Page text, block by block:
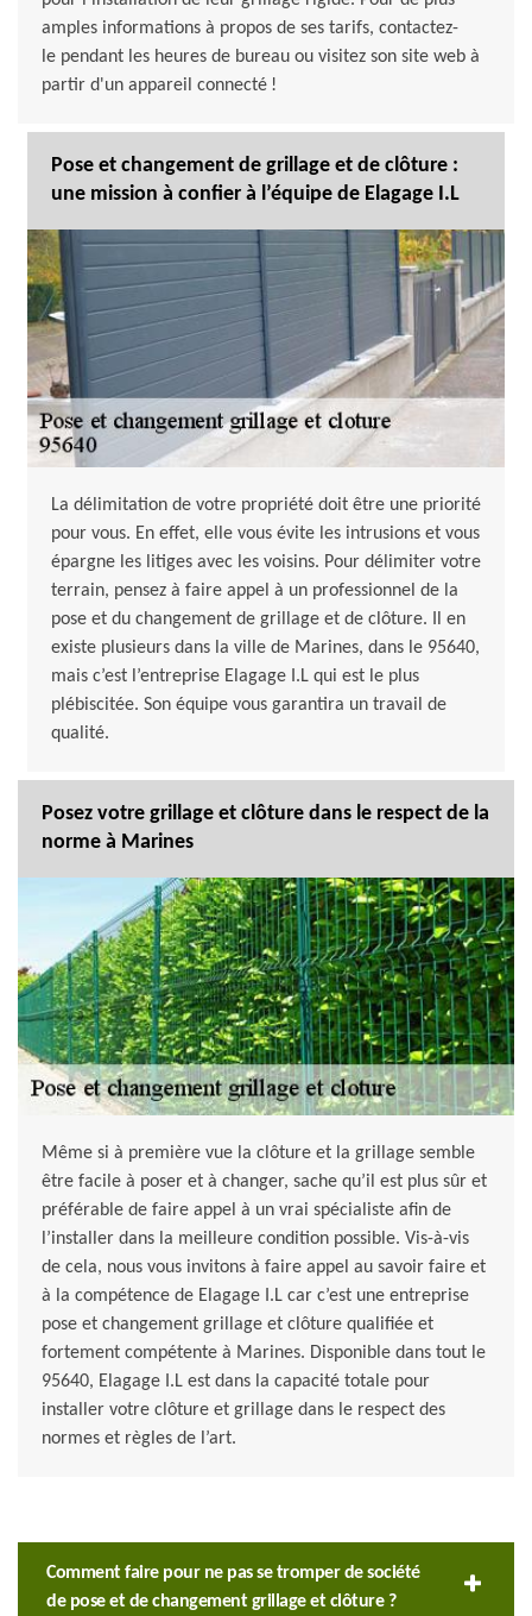
amples informations à propos de ses tarifs, contactez-
le pendant les heures de bureau ou visitez son site web à
partir d'un appareil connecté !
Pose et changement de grillage et de clôture :
une mission à confier à l’équipe de Elagage I.L
La délimitation de votre propriété doit être une priorité
pour vous. En effet, elle vous évite les intrusions et vous
épargne les litiges avec les voisins. Pour délimiter votre
terrain, pensez à faire appel à un professionnel de la
pose et du changement de grillage et de clôture. Il en
existe plusieurs dans la ville de Marines, dans le 95640,
mais c’est l’entreprise Elagage I.L qui est le plus
plébiscitée. Son équipe vous garantira un travail de
qualité.
Posez votre grillage et clôture dans le respect de la
norme à Marines
Même si à première vue la clôture et la grillage semble
être facile à poser et à changer, sache qu’il est plus sûr et
préférable de faire appel à un vrai spécialiste afin de
l’installer dans la meilleure condition possible. Vis-à-vis
de cela, nous vous invitons à faire appel au savoir faire et
à la compétence de Elagage I.L car c’est une entreprise
pose et changement grillage et clôture qualifiée et
fortement compétente à Marines. Disponible dans tout le
95640, Elagage I.L est dans la capacité totale pour
installer votre clôture et grillage dans le respect des
normes et règles de l’art.
Comment faire pour ne pas se tromper de société
de pose et de changement grillage et clôture ?